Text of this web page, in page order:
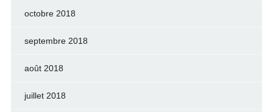
octobre 2018
septembre 2018
août 2018
juillet 2018